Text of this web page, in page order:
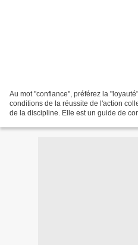
Au mot "confiance", préférez la
conditions de la réussite de l'action
de la discipline. Elle est un guide de